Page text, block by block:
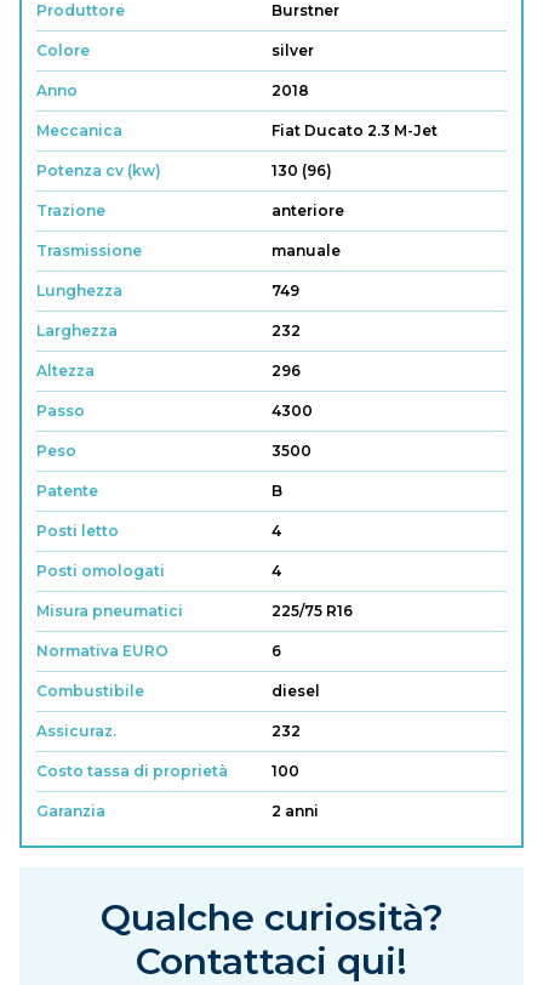
Produttore Burstner
Colore silver
Anno 2018
Meccanica Fiat Ducato 2.3 M-Jet
Potenza cv (kw) 130 (96)
Trazione anteriore
Trasmissione manuale
Lunghezza 749
Larghezza 232
Altezza 296
Passo 4300
Peso 3500
Patente B
Posti letto 4
Posti omologati 4
Misura pneumatici 225/75 R16
Normativa EURO 6
Combustibile diesel
Assicuraz. 232
Costo tassa di proprietà 100
Garanzia 2 anni
Qualche curiosità?
Contattaci qui!